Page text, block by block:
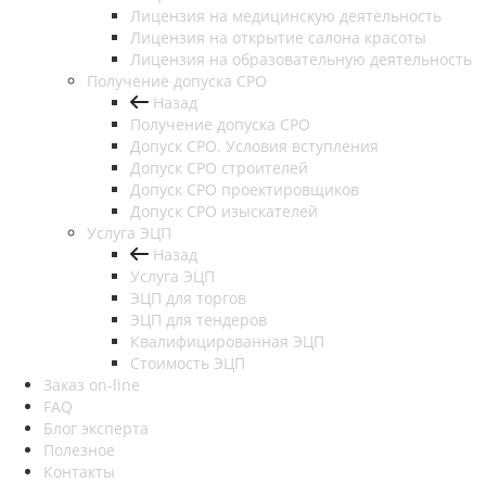
Лицензия на медицинскую деятельность
Лицензия на открытие салона красоты
Лицензия на образовательную деятельность
Получение допуска СРО
Назад
Получение допуска СРО
Допуск СРО. Условия вступления
Допуск СРО строителей
Допуск СРО проектировщиков
Допуск СРО изыскателей
Услуга ЭЦП
Назад
Услуга ЭЦП
ЭЦП для торгов
ЭЦП для тендеров
Квалифицированная ЭЦП
Стоимость ЭЦП
Заказ on-line
FAQ
Блог эксперта
Полезное
Контакты